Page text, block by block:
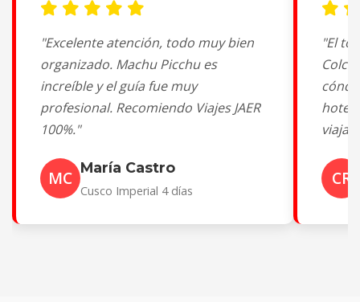
"Excelente atención, todo muy bien
organizado. Machu Picchu es
increíble y el guía fue muy
profesional. Recomiendo Viajes JAER
100%."
MC María Castro
Cusco Imperial 4 días
"El
hotel
viajar
CR